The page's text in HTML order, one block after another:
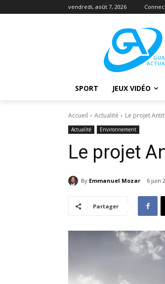
vendredi, août 7, 2026
SPORT JEUX VIDÉO
Accueil Actualité Le projet
Actualité Environnement
Le projet
By Emmanuel Mozar 6 juin
Partager